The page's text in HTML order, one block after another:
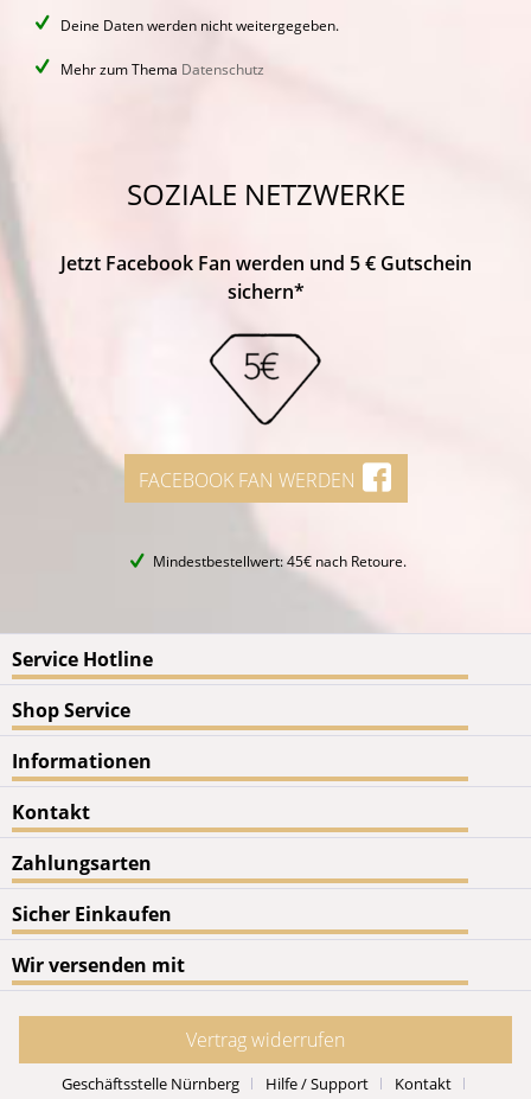
Deine Daten werden nicht weitergegeben.
Mehr zum Thema Datenschutz
SOZIALE NETZWERKE
Jetzt Facebook Fan werden und 5 € Gutschein
sichern*
FACEBOOK FAN WERDEN
Mindestbestellwert: 45€ nach Retoure.
Service Hotline
Shop Service
Informationen
Kontakt
Zahlungsarten
Sicher Einkaufen
Wir versenden mit
Vertrag widerrufen
Geschäftsstelle Nürnberg Hilfe / Support Kontakt